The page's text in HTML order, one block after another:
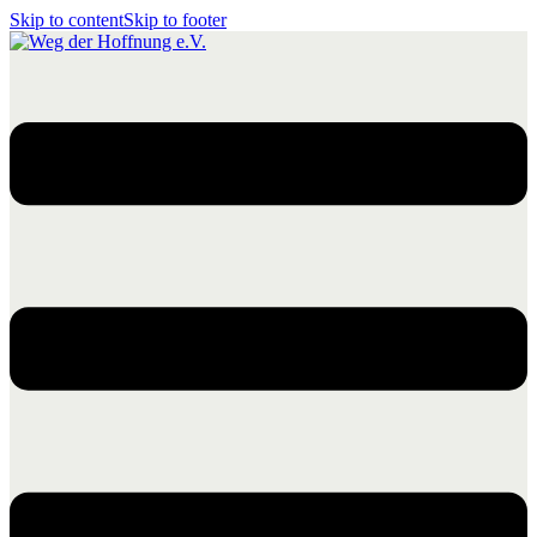
Skip to contentSkip to footer